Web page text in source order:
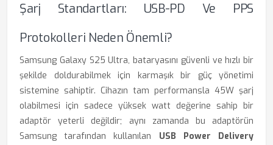
Şarj Standartları: USB-PD Ve PPS
Protokolleri Neden Önemli?
Samsung Galaxy S25 Ultra, bataryasını güvenli ve hızlı bir
şekilde doldurabilmek için karmaşık bir güç yönetimi
sistemine sahiptir. Cihazın tam performansla 45W şarj
olabilmesi için sadece yüksek watt değerine sahip bir
adaptör yeterli değildir; aynı zamanda bu adaptörün
Samsung tarafından kullanılan USB Power Delivery